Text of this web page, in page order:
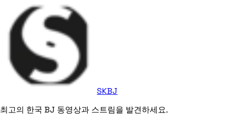
SKBJ
최고의 한국 BJ 동영상과 스트림을 발견하세요.